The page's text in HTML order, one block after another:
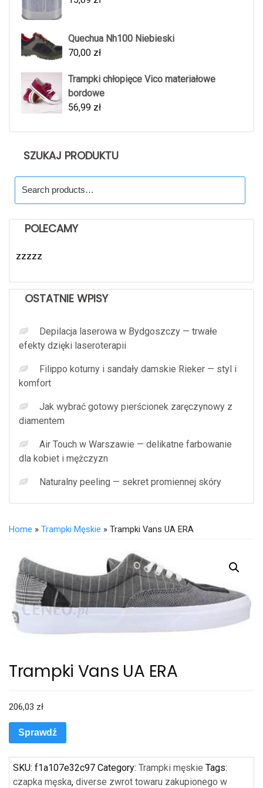
Quechua Nh100 Niebieski
70,00 zł
Trampki chłopięce Vico materiałowe
bordowe
56,99 zł
SZUKAJ PRODUKTU
for:
POLECAMY
zzzzz
OSTATNIE WPISY
Depilacja laserowa w Bydgoszczy — trwałe
efekty dzięki laseroterapii
Filippo koturny i sandały damskie Rieker — styl i
komfort
Jak wybrać gotowy pierścionek zaręczynowy z
diamentem
Air Touch w Warszawie — delikatne farbowanie
dla kobiet i mężczyzn
Naturalny peeling — sekret promiennej skóry
Home » Trampki Męskie » Trampki Vans UA ERA
Trampki Vans UA ERA
206,03 zł
Sprawdź
SKU: f1a107e32c97 Category: Trampki męskie Tags:
czapka męska, diverse zwrot towaru zakupionego w